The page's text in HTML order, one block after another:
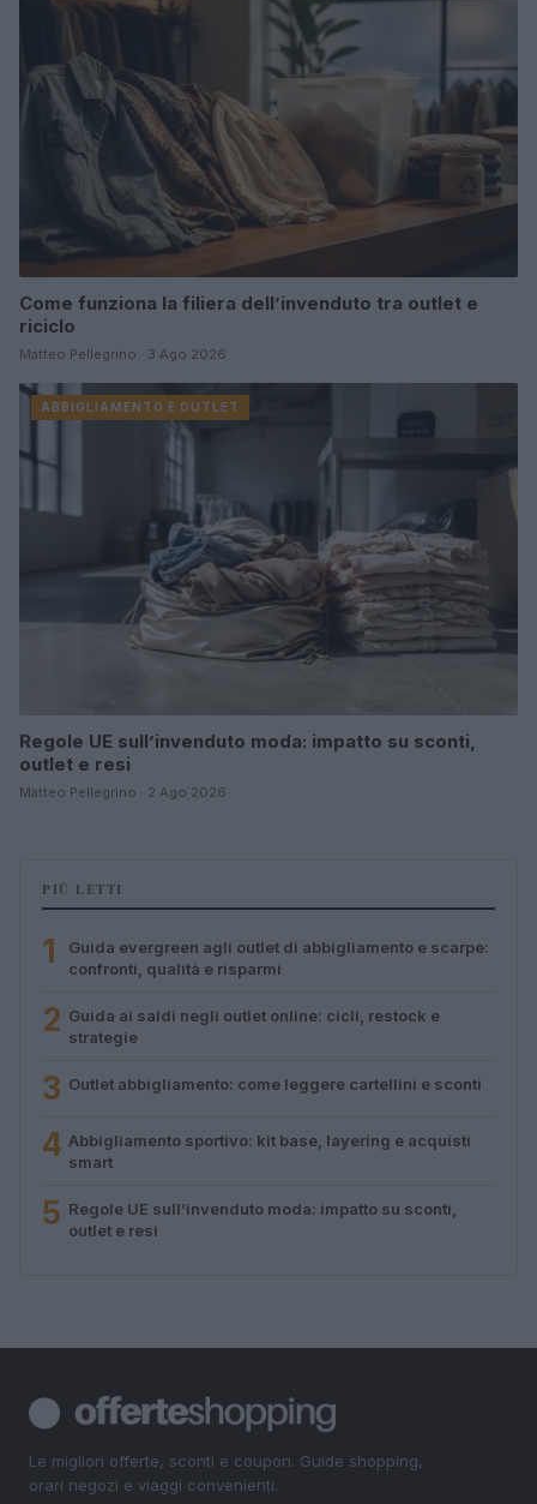
Come funziona la filiera dell’invenduto tra outlet e
riciclo
Matteo Pellegrino · 3 Ago 2026
ABBIGLIAMENTO E OUTLET
Regole UE sull’invenduto moda: impatto su sconti,
outlet e resi
Matteo Pellegrino · 2 Ago 2026
PIÙ LETTI
1
Guida evergreen agli outlet di abbigliamento e scarpe:
confronti, qualità e risparmi
2 Guida ai saldi negli outlet online: cicli, restock e
strategie
3 Outlet abbigliamento: come leggere cartellini e sconti
4 Abbigliamento sportivo: kit base, layering e acquisti
smart
5 Regole UE sull’invenduto moda: impatto su sconti,
outlet e resi
Le migliori offerte, sconti e coupon. Guide shopping,
orari negozi e viaggi convenienti.